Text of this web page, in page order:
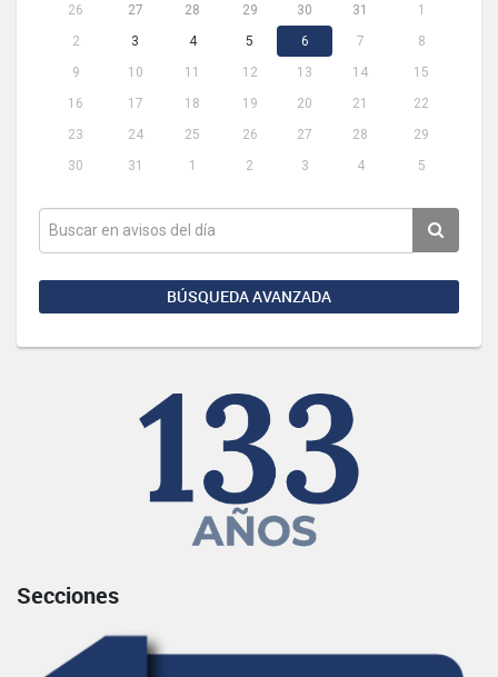
26 27 28 29 30 31
1
2
3 4 5 6 7
8
9
10 11 12 13 14
15
16
17 18 19 20 21
22
23
24 25 26 27 28
29
30
31 1 2 3 4 5
BÚSQUEDA AVANZADA
Secciones